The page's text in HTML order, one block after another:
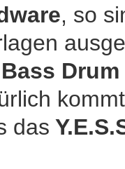
, so
Drum
das